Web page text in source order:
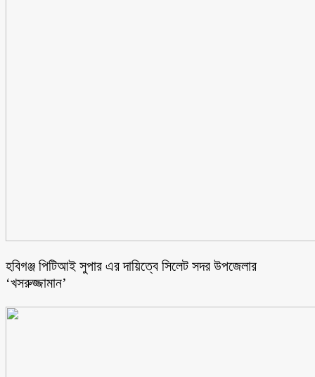
হবিগঞ্জ পিটিআই সুপার এর দায়িত্বে সিলেট সদর উপজেলার
‘খসরুজ্জামান’